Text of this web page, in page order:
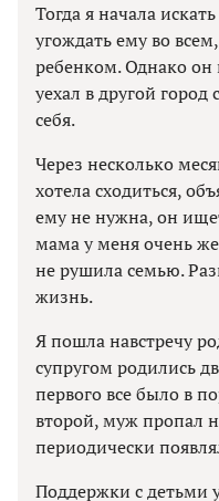
Тогда я начала
угождать ему во
ребенком. Однако он
уехал в другой
себя.
Через несколько
хотела сходиться,
ему не нужна, он
мама у меня очень
не рушила семью.
жизнь.
Я пошла навстречу
супругом родились
первого все было в
второй, муж пропал
периодически
Поддержки с детьми